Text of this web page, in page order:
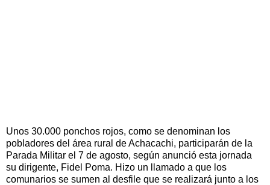
Unos 30.000 ponchos rojos, como se denominan los
pobladores del área rural de Achacachi, participarán de la
Parada Militar el 7 de agosto, según anunció esta jornada
su dirigente, Fidel Poma. Hizo un llamado a que los
comunarios se sumen al desfile que se realizará junto a los